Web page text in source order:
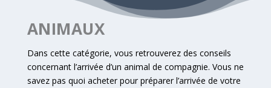
ANIMAUX
Dans cette catégorie, vous retrouverez des conseils
concernant l’arrivée d’un animal de compagnie. Vous ne
savez pas quoi acheter pour préparer l’arrivée de votre